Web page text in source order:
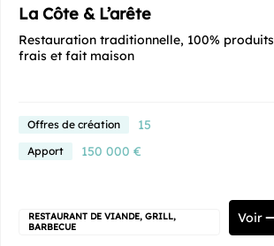
La Côte & L’arête
Restauration traditionnelle, 100% produits
frais et fait maison
Offres de création 15
Apport 150 000 €
RESTAURANT DE VIANDE, GRILL,
BARBECUE
Voir